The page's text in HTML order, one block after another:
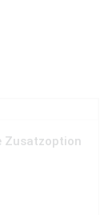
Zusatzoption